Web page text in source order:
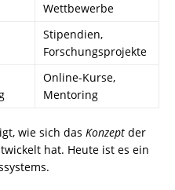
Wettbewerbe
Stipendien,
Forschungsprojekte
Online-Kurse,
Mentoring
wie sich das Konzept der
hat. Heute ist es ein